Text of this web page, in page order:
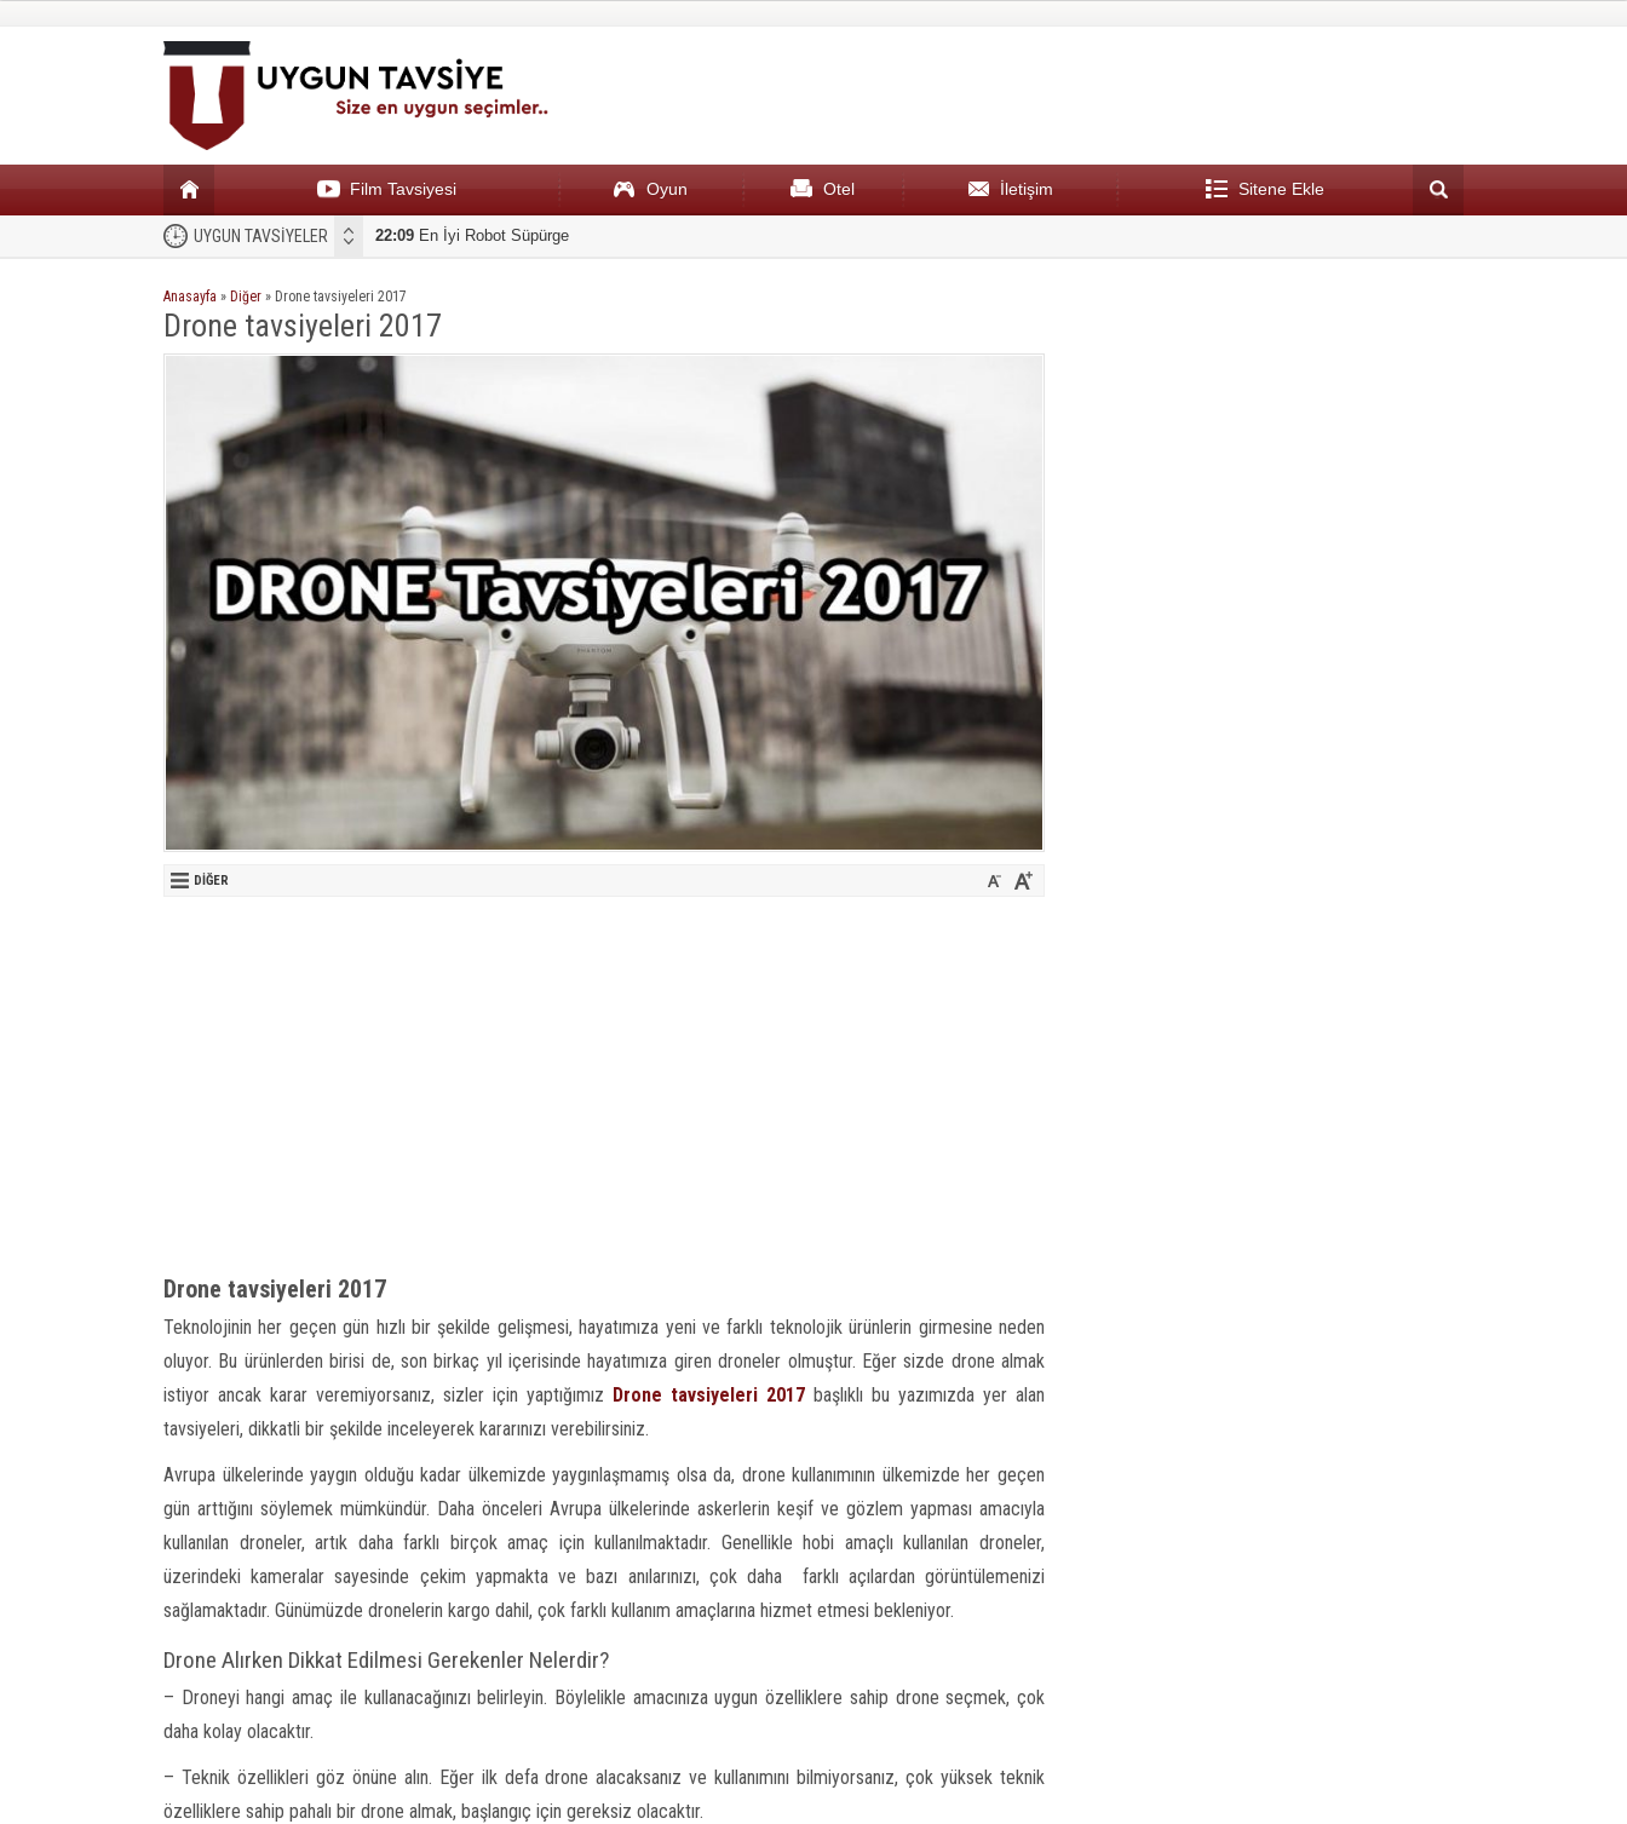
Film Tavsiyesi Oyun Otel İletişim Sitene Ekle
UYGUN TAVSİYELER 19:51
Anasayfa » Diğer » Drone tavsiyeleri 2017
Drone tavsiyeleri 2017
DIĞER
Drone tavsiyeleri 2017
Teknolojinin her geçen gün hızlı bir şekilde gelişmesi, hayatımıza yeni ve farklı teknolojik ürünlerin girmesine neden
oluyor. Bu ürünlerden birisi de, son birkaç yıl içerisinde hayatımıza giren droneler olmuştur. Eğer sizde drone almak
istiyor ancak karar veremiyorsanız, sizler için yaptığımız Drone tavsiyeleri 2017 başlıklı bu yazımızda yer alan
tavsiyeleri, dikkatli bir şekilde inceleyerek kararınızı verebilirsiniz.
Avrupa ülkelerinde yaygın olduğu kadar ülkemizde yaygınlaşmamış olsa da, drone kullanımının ülkemizde her geçen
gün arttığını söylemek mümkündür. Daha önceleri Avrupa ülkelerinde askerlerin keşif ve gözlem yapması amacıyla
kullanılan droneler, artık daha farklı birçok amaç için kullanılmaktadır. Genellikle hobi amaçlı kullanılan droneler,
üzerindeki kameralar sayesinde çekim yapmakta ve bazı anılarınızı, çok daha farklı açılardan görüntülemenizi
sağlamaktadır. Günümüzde dronelerin kargo dahil, çok farklı kullanım amaçlarına hizmet etmesi bekleniyor.
Drone Alırken Dikkat Edilmesi Gerekenler Nelerdir?
– Droneyi hangi amaç ile kullanacağınızı belirleyin. Böylelikle amacınıza uygun özelliklere sahip drone seçmek, çok
daha kolay olacaktır.
– Teknik özellikleri göz önüne alın. Eğer ilk defa drone alacaksanız ve kullanımını bilmiyorsanız, çok yüksek teknik
özelliklere sahip pahalı bir drone almak, başlangıç için gereksiz olacaktır.